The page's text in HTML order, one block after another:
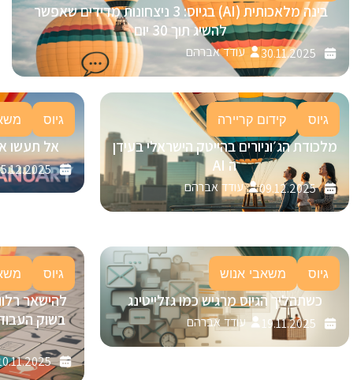
בינה מלאכותית (AI) בגיוס: 3 ניצחונות מדידים שאפשר
להשיג תוך 30 יום
30.11.2025 עודד אברהם
גיוס קידום קריירה
מלכודת הג׳וניורים בהייטק הישראלי בעידן
ה AI
09.12.2025 עודד אברהם
גיוס
אל תעשו
גיוס משאבי אנוש
כשתהליך הגיוס מרגיש כמו גזלייטינג
19.11.2025 עודד אברהם
גיוס
בשוק